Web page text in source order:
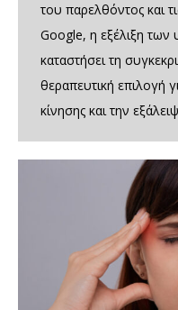
του παρελθόντος και
Google, η εξέλιξη των
καταστήσει τη
θεραπευτική επιλογή
κίνησης και την